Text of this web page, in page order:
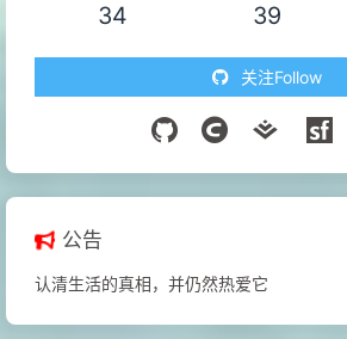
34 39
关注Follow
公告
认清生活的真相，并仍然热爱它